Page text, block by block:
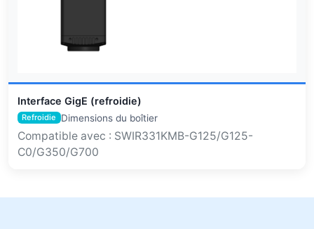
Interface GigE (refroidie)
Refroidie Dimensions du boîtier
Compatible avec : SWIR331KMB-G125/G125-
C0/G350/G700